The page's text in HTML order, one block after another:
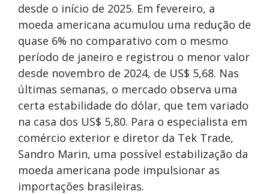
desde o início de 2025. Em fevereiro, a
moeda americana acumulou uma redução de
quase 6% no comparativo com o mesmo
período de janeiro e registrou o menor valor
desde novembro de 2024, de US$ 5,68. Nas
últimas semanas, o mercado observa uma
certa estabilidade do dólar, que tem variado
na casa dos US$ 5,80. Para o especialista em
comércio exterior e diretor da Tek Trade,
Sandro Marin, uma possível estabilização da
moeda americana pode impulsionar as
importações brasileiras.